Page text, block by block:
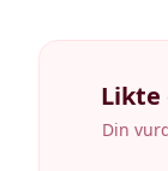
Likte
Din